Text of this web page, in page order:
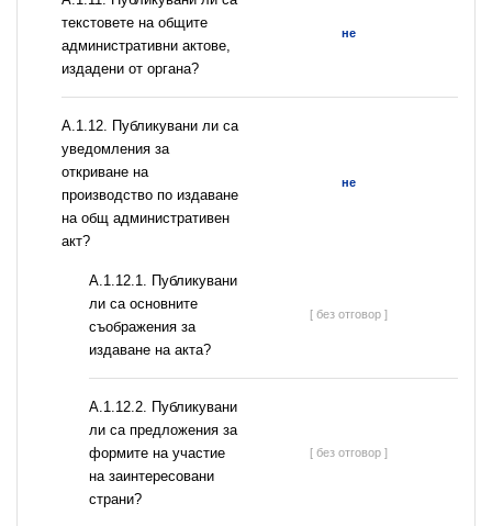
текстовете на общите
административни актове,
издадени от органа?
не
А.1.12. Публикувани ли са
уведомления за
откриване на
производство по издаване
на общ административен
акт?
не
А.1.12.1. Публикувани
ли са основните
съображения за
издаване на акта?
[ без отговор ]
А.1.12.2. Публикувани
ли са предложения за
формите на участие
на заинтересовани
страни?
[ без отговор ]